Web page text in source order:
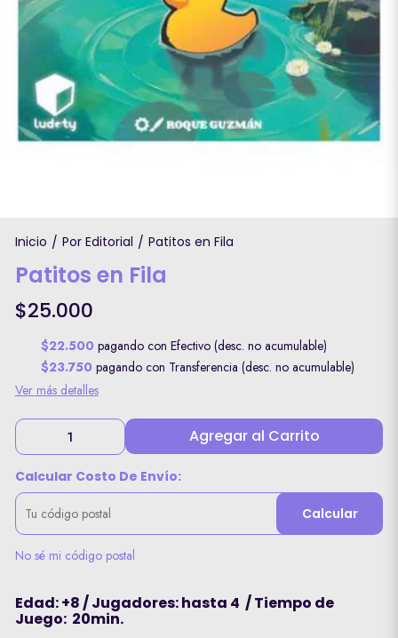
Inicio / Por Editorial / Patitos en Fila
Patitos en Fila
$25.000
$22.500 pagando con Efectivo (desc. no acumulable)
$23.750 pagando con Transferencia (desc. no acumulable)
Ver más detalles
Agregar al Carrito
Calcular Costo De Envío:
Calcular
No sé mi código postal
Edad: +8 / Jugadores: hasta 4 / Tiempo de
Juego: 20min.